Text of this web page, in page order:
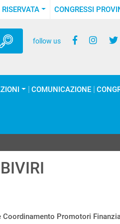
CONGRESSI
follow us
COMUNICAZIONE
Coordinamento Promotori